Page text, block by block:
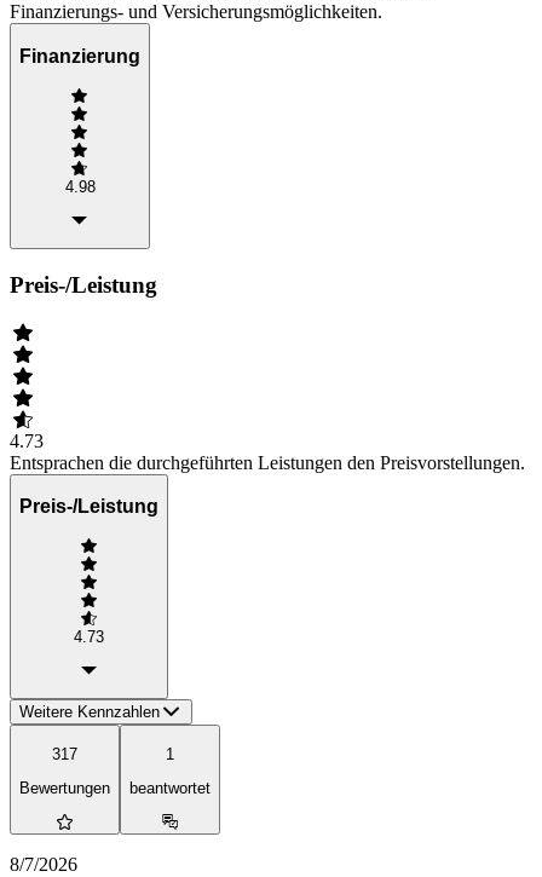
Finanzierungs- und Versicherungsmöglichkeiten.
Finanzierung
4.98
Preis-/Leistung
4.73
Entsprachen die durchgeführten Leistungen den Preisvorstellungen.
Preis-/Leistung
4.73
Weitere Kennzahlen
317
Bewertungen
1
beantwortet
8/7/2026